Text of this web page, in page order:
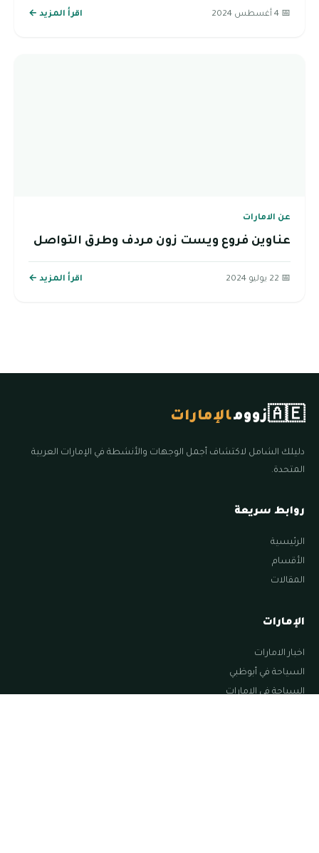
📅 4 أغسطس 2024 اقرأ المزيد ←
عن الامارات
عناوين فروع ويست زون مردف وطرق التواصل
📅 22 يوليو 2024 اقرأ المزيد ←
🇦🇪زوومالإمارات
دليلك الشامل لاكتشاف أجمل الوجهات والأنشطة في الإمارات العربية
المتحدة.
روابط سريعة
الرئيسية
الأقسام
المقالات
الإمارات
اخبار الامارات
السياحة في أبوظبي
السياحة في الامارات